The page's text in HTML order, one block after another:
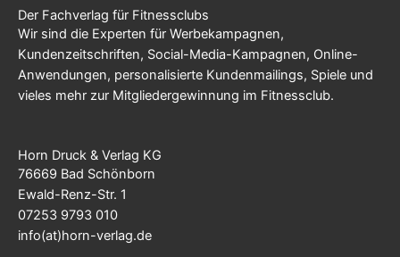
Der Fachverlag für Fitnessclubs
Wir sind die Experten für Werbekampagnen,
Kundenzeitschriften, Social-Media-Kampagnen, Online-
Anwendungen, personalisierte Kundenmailings, Spiele und
vieles mehr zur Mitgliedergewinnung im Fitnessclub.
Horn Druck & Verlag KG
76669 Bad Schönborn
Ewald-Renz-Str. 1
07253 9793 010
info(at)horn-verlag.de